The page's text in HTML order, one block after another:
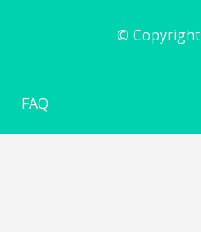
© Copyright
FAQ